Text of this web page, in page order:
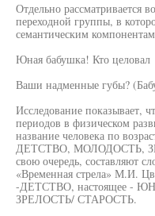
Отдельно рассматривается
переходной группы, в
семантическим
Юная бабушка! Кто целовал
Ваши надменные губы?
Исследование показывает,
периодов в физическом
название человека по
ДЕТСТВО, МОЛОДОСТЬ,
свою очередь,
«Временная стрела» М.И.
-ДЕТСТВО, настоящее -
ЗРЕЛОСТЬ/ СТАРОСТЬ.